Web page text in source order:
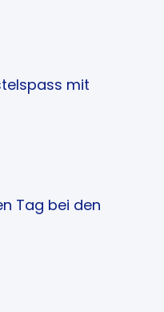
mit
Tag bei den